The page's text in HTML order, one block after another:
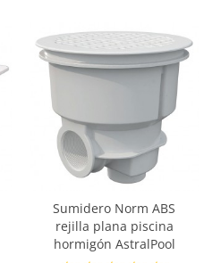
Sumidero Norm ABS
rejilla plana piscina
hormigón AstralPool